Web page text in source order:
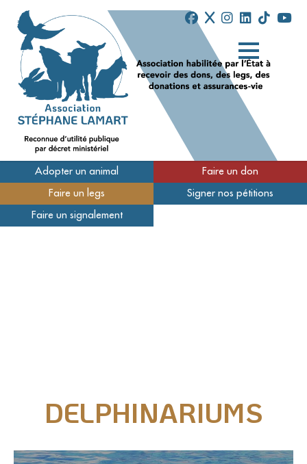
Qui sommes-nous
Nos refuges
Enquêteur
Adopter un animal Faire un don
Faire un legs Signer nos pétitions
Faire un signalement
DELPHINARIUMS